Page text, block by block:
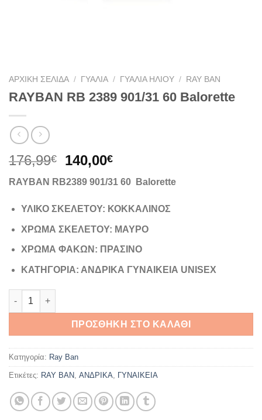
ΑΡΧΙΚΉ ΣΕΛΊΔΑ / ΓΥΑΛΙΆ / ΓΥΑΛΙΆ ΗΛΊΟΥ / RAY BAN
RAYBAN RB 2389 901/31 60 Balorette
176,99€
Original
price
was:
176,99€.
140,00€Η
τρέχουσα
τιμή
είναι:
140,00€.
RAYBAN RB2389 901/31 60 Balorette
ΥΛΙΚΟ ΣΚΕΛΕΤΟΥ: ΚΟΚΚΑΛΙΝΟΣ
ΧΡΩΜΑ ΣΚΕΛΕΤΟΥ: ΜΑΥΡΟ
ΧΡΩΜΑ ΦΑΚΩΝ: ΠΡΑΣΙΝΟ
ΚΑΤΗΓΟΡΙΑ: ΑΝΔΡΙΚΑ ΓΥΝΑΙΚΕΙΑ UNISEX
RAYBAN RB 2389 901/31 60 Balorette ποσότητα
ΠΡΟΣΘΉΚΗ ΣΤΟ ΚΑΛΆΘΙ
Κατηγορία: Ray Ban
Ετικέτες: RAY BAN ΑΝΔΡΙΚΑ ΓΥΝΑΙΚΕΙΑ